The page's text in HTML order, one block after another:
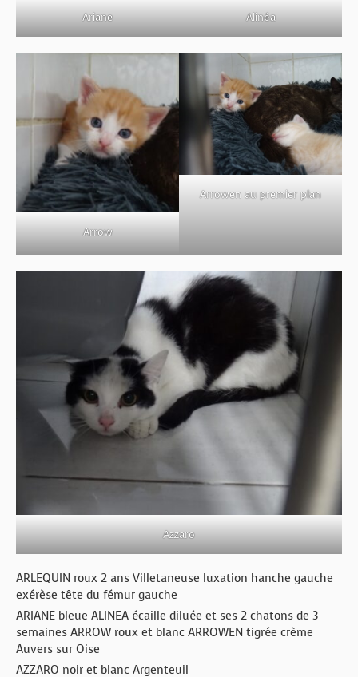
Ariane Alinéa
Arrow
Arrowen au premier plan
Azzaro
ARLEQUIN roux 2 ans Villetaneuse luxation hanche gauche
exérèse tête du fémur gauche
ARIANE bleue ALINEA écaille diluée et ses 2 chatons de 3
semaines ARROW roux et blanc ARROWEN tigrée crème
Auvers sur Oise
AZZARO noir et blanc Argenteuil